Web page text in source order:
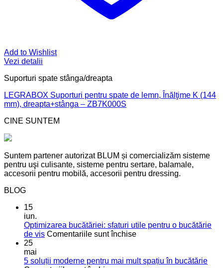
Add to Wishlist
Vezi detalii
Suporturi spate stânga/dreapta
LEGRABOX Suporturi pentru spate de lemn, Înălţime K (144
mm), dreapta+stânga – ZB7K000S
CINE SUNTEM
Suntem partener autorizat BLUM și comercializăm sisteme
pentru uşi culisante, sisteme pentru sertare, balamale,
accesorii pentru mobilă, accesorii pentru dressing.
BLOG
15
iun.
Optimizarea bucătăriei: sfaturi utile pentru o bucătărie
de vis Comentariile sunt închisepentru
sfaturi
25
mai
5 soluții moderne pentru mai mult spațiu în bucătărie